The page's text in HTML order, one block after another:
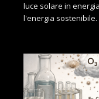
luce solare in
l'energia sostenibile.